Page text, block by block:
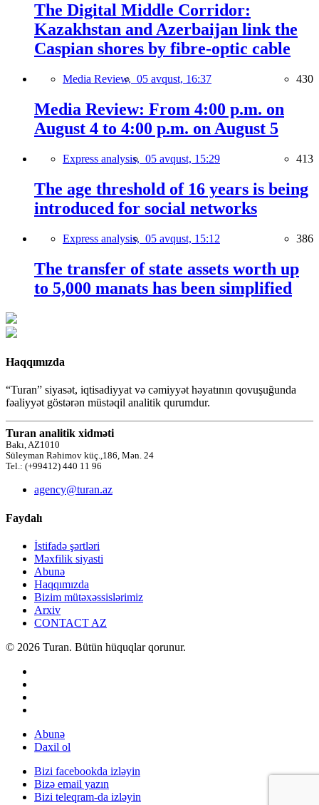
The Digital Middle Corridor:
Kazakhstan and Azerbaijan link the
Caspian shores by fibre-optic cable
Media Review, 05 avqust, 16:37 430
Media Review: From 4:00 p.m. on
August 4 to 4:00 p.m. on August 5
Express analysis, 05 avqust, 15:29 413
The age threshold of 16 years is being
introduced for social networks
Express analysis, 05 avqust, 15:12 386
The transfer of state assets worth up
to 5,000 manats has been simplified
Haqqımızda
“Turan” siyasət, iqtisadiyyat və cəmiyyət həyatının qovuşuğunda
fəaliyyət göstərən müstəqil analitik qurumdur.
Turan analitik xidməti
Bakı, AZ1010
Süleyman Rəhimov küç.,186, Mən. 24
Tel.: (+99412) 440 11 96
agency@turan.az
Faydalı
İstifadə şərtləri
Məxfilik siyasti
Abunə
Haqqımızda
Bizim mütəxəssislərimiz
Arxiv
CONTACT AZ
© 2026 Turan. Bütün hüquqlar qorunur.
Abunə
Daxil ol
Bizi facebookda izləyin
Bizə email yazın
Bizi teleqram-da izləyin